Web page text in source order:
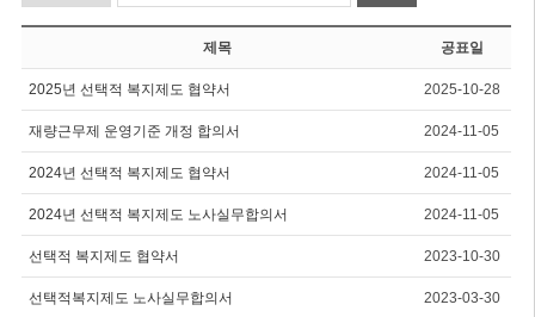
제목 공표일
2025년 선택적 복지제도 협약서 2025-10-28
재량근무제 운영기준 개정 합의서 2024-11-05
2024년 선택적 복지제도 협약서 2024-11-05
2024년 선택적 복지제도 노사실무합의서 2024-11-05
선택적 복지제도 협약서 2023-10-30
선택적복지제도 노사실무합의서 2023-03-30